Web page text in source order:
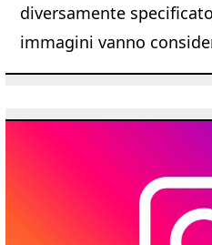
diversamente
immagini vanno